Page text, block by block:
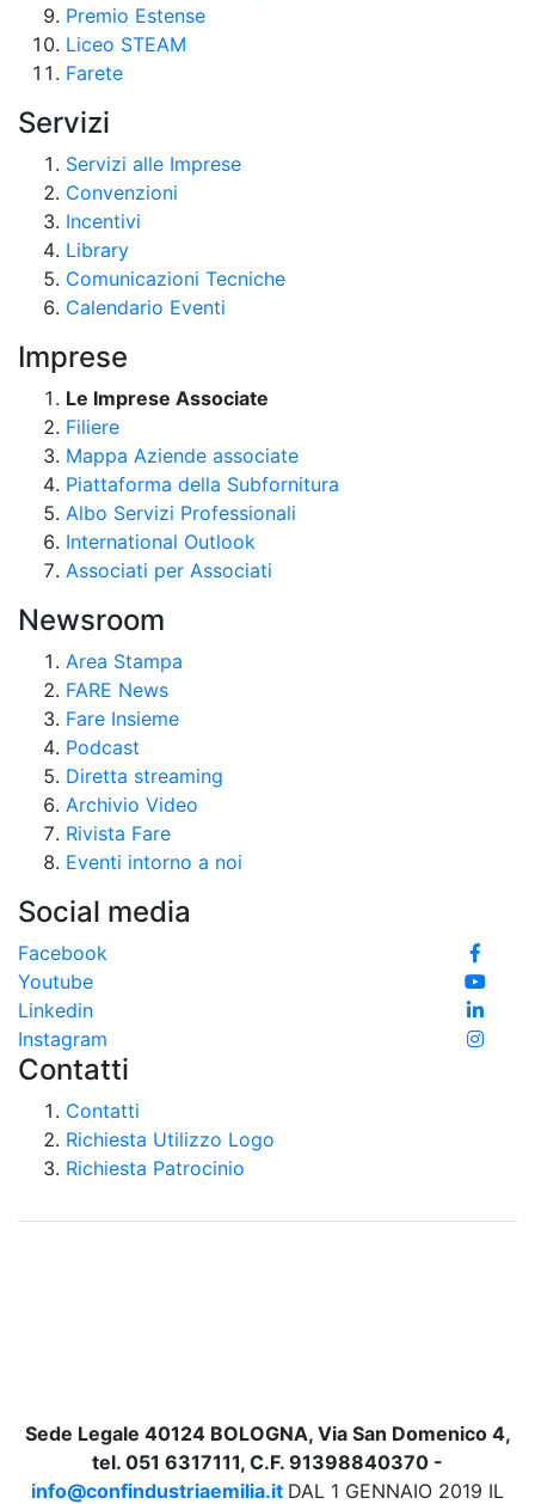
Premio Estense
Liceo STEAM
Farete
Servizi
Servizi alle Imprese
Convenzioni
Incentivi
Library
Comunicazioni Tecniche
Calendario Eventi
Imprese
Le Imprese Associate
Filiere
Mappa Aziende associate
Piattaforma della Subfornitura
Albo Servizi Professionali
International Outlook
Associati per Associati
Newsroom
Area Stampa
FARE News
Fare Insieme
Podcast
Diretta streaming
Archivio Video
Rivista Fare
Eventi intorno a noi
Social media
Facebook
Youtube
Linkedin
Instagram
Contatti
Contatti
Richiesta Utilizzo Logo
Richiesta Patrocinio
Sede Legale 40124 BOLOGNA, Via San Domenico 4,
tel. 051 6317111, C.F. 91398840370 -
info@confindustriaemilia.it DAL 1 GENNAIO 2019 IL